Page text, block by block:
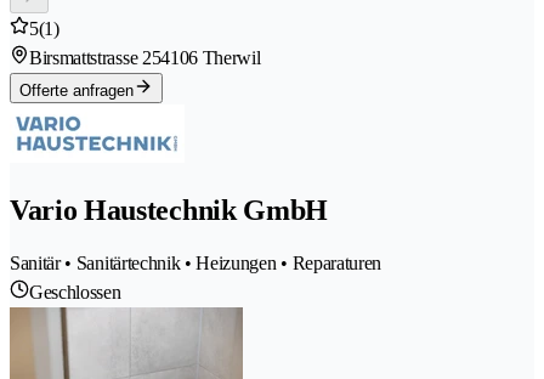
5(1)
Birsmattstrasse 254106 Therwil
Offerte anfragen
Vario Haustechnik GmbH
Sanitär • Sanitärtechnik • Heizungen • Reparaturen
Geschlossen